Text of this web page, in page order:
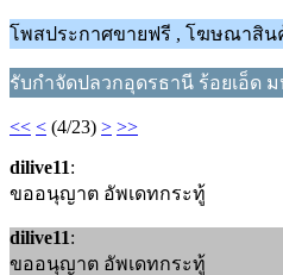
โพสประกาศขายฟรี , โฆษณาสิน
รับกำจัดปลวกอุดรธานี ร้อยเอ็ด
<< < (4/23) > >>
dilive11:
ขออนุญาต อัพเดทกระทู้
dilive11:
ขออนุญาต อัพเดทกระทู้